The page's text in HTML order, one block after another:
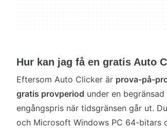
Hur kan jag få en gratis Auto
Eftersom Auto Clicker är prova-på-
gratis provperiod under en
engångspris när tidsgränsen går ut.
och Microsoft Windows PC 64-bitars